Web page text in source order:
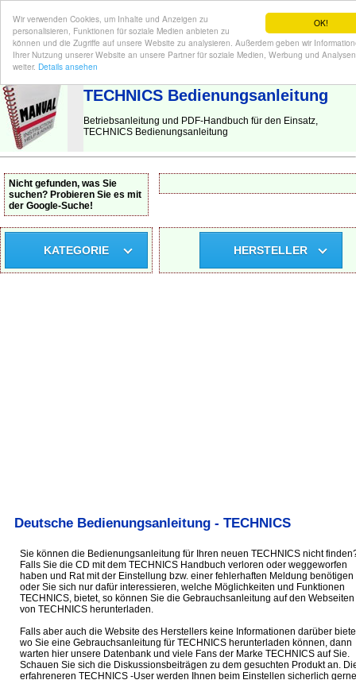
OK!
Wir verwenden Cookies, um Inhalte und Anzeigen zu
personalisieren, Funktionen für soziale Medien anbieten zu
können und die Zugriffe auf unsere Website zu analysieren. Außerdem geben wir
Ihrer Nutzung unserer Website an unsere Partner für soziale Medien, Werbung und Analysen
weiter. Details ansehen
BEDIENUNGSANLEITUNG | Hier finden Sie die deutsche Anleitung!
TECHNICS Bedienungsanleitung
Betriebsanleitung und PDF-Handbuch für den Einsatz,
TECHNICS Bedienungsanleitung
Nicht gefunden, was Sie
suchen? Probieren Sie es mit
der Google-Suche!
KATEGORIE HERSTELLER
Deutsche Bedienungsanleitung - TECHNICS
Sie können die Bedienungsanleitung für Ihren neuen TECHNICS nicht
Falls Sie die CD mit dem TECHNICS Handbuch verloren oder weggeworfen
haben und Rat mit der Einstellung bzw. einer fehlerhaften Meldung benötigen
oder Sie sich nur dafür interessieren, welche Möglichkeiten und Funktionen
TECHNICS, bietet, so können Sie die Gebrauchsanleitung auf den Webseiten
von TECHNICS herunterladen.
Falls aber auch die Website des Herstellers keine Informationen darüber
wo Sie eine Gebrauchsanleitung für TECHNICS herunterladen können, dann
warten hier unsere Datenbank und viele Fans der Marke TECHNICS auf Sie.
Schauen Sie sich die Diskussionsbeiträgen zu dem gesuchten Produkt an.
erfahreneren TECHNICS -User werden Ihnen beim Einstellen sicherlich gerne